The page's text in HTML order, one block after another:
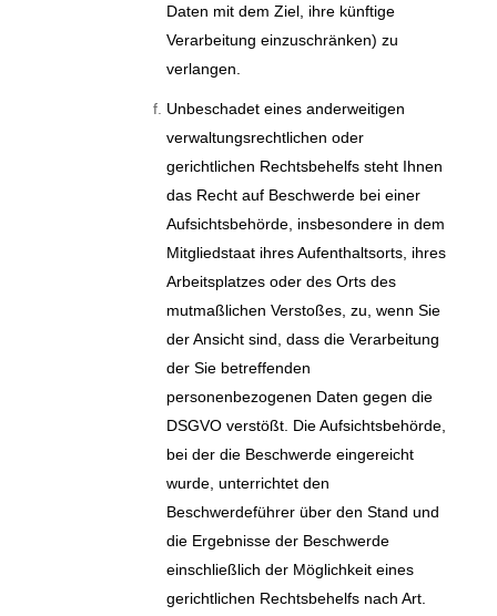
Daten mit dem Ziel, ihre künftige
Verarbeitung einzuschränken) zu
verlangen.
Unbeschadet eines anderweitigen
verwaltungsrechtlichen oder
gerichtlichen Rechtsbehelfs steht Ihnen
das Recht auf Beschwerde bei einer
Aufsichtsbehörde, insbesondere in dem
Mitgliedstaat ihres Aufenthaltsorts, ihres
Arbeitsplatzes oder des Orts des
mutmaßlichen Verstoßes, zu, wenn Sie
der Ansicht sind, dass die Verarbeitung
der Sie betreffenden
personenbezogenen Daten gegen die
DSGVO verstößt. Die Aufsichtsbehörde,
bei der die Beschwerde eingereicht
wurde, unterrichtet den
Beschwerdeführer über den Stand und
die Ergebnisse der Beschwerde
einschließlich der Möglichkeit eines
gerichtlichen Rechtsbehelfs nach Art.